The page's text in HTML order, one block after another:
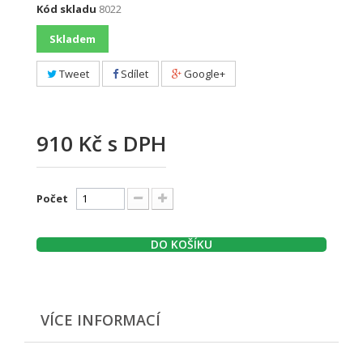
Kód skladu 8022
Skladem
Tweet Sdílet Google+
910 Kč s DPH
Počet
DO KOŠÍKU
VÍCE INFORMACÍ